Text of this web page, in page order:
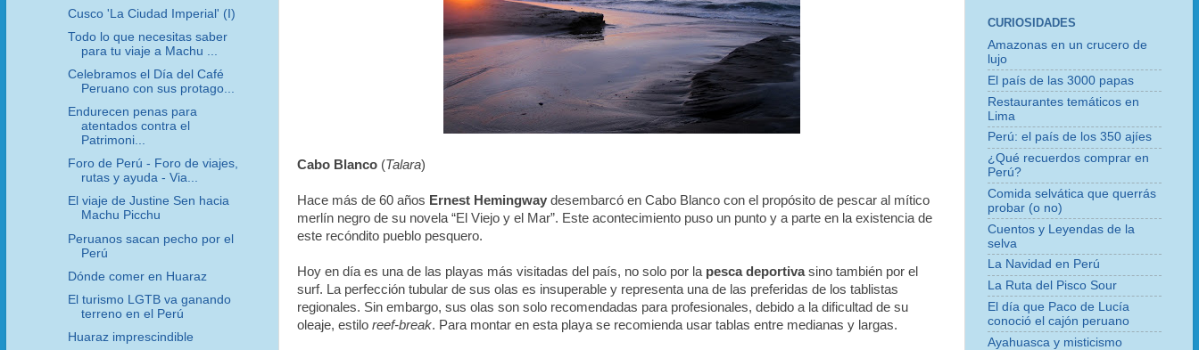
Cabo Blanco (Talara)
Hace más de 60 años Ernest Hemingway desembarcó en Cabo Blanco con el propósito de pescar al mítico
merlín negro de su novela “El Viejo y el Mar”. Este acontecimiento puso un punto y a parte en la existencia de
este recóndito pueblo pesquero.
Hoy en día es una de las playas más visitadas del país, no solo por la pesca deportivasino también por el
surf. La perfección tubular de sus olas es insuperable y representa una de las preferidas de los tablistas
regionales. Sin embargo, sus olas son solo recomendadas para profesionales, debido a la dificultad de su
oleaje, estilo reef-break. Para montar en esta playa se recomienda usar tablas entre medianas y largas.
Cusco 'La Ciudad Imperial' (I)
Todo lo que necesitas saber
para tu viaje a Machu ...
Celebramos el Día del Café
Peruano con sus protago...
Endurecen penas para
atentados contra el
Patrimoni...
Foro de Perú - Foro de viajes,
rutas y ayuda - Via...
El viaje de Justine Sen hacia
Machu Picchu
Peruanos sacan pecho por el
Perú
Dónde comer en Huaraz
El turismo LGTB va ganando
terreno en el Perú
Huaraz imprescindible
CURIOSIDADES
Amazonas en un crucero de
lujo
El país de las 3000 papas
Restaurantes temáticos en
Lima
Perú: el país de los 350 ajíes
¿Qué recuerdos comprar en
Perú?
Comida selvática que querrás
probar (o no)
Cuentos y Leyendas de la
selva
La Navidad en Perú
La Ruta del Pisco Sour
El día que Paco de Lucía
conoció el cajón peruano
Ayahuasca y misticismo